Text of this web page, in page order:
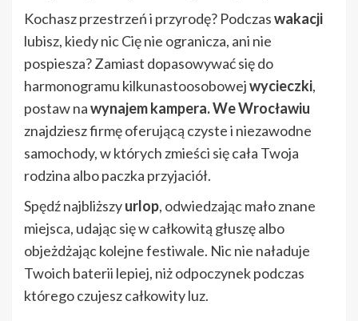
Kochasz przestrzeń i przyrodę? Podczaswakacji
lubisz, kiedy nic Cię nie ogranicza, ani nie
pospiesza? Zamiast dopasowywać się do
harmonogramu kilkunastoosobowejwycieczki,
postaw nawynajem kampera. We Wrocławiu
znajdziesz firmę oferującą czyste i niezawodne
samochody, w których zmieści się cała Twoja
rodzina albo paczka przyjaciół.
Spędź najbliższyurlop, odwiedzając mało znane
miejsca, udając się w całkowitą głuszę albo
objeżdżając kolejne festiwale. Nic nie naładuje
Twoich baterii lepiej, niż odpoczynek podczas
którego czujesz całkowity luz.